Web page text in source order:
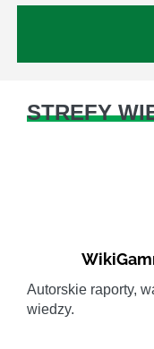
STREFY
Autorskie raporty,
wiedzy.